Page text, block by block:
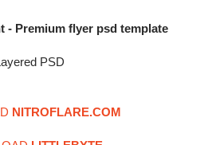
- Premium flyer psd template
PSD
NITROFLARE.COM